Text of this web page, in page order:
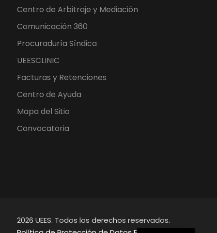
Centro de Arbitraje y Mediación
Comunicación 360
Procuraduría Síndica
UEESCLINIC
Facturas y Retenciones
Centro de Ayuda
Mapa del Sitio
Convocatoria
2026 UEES. Todos los derechos reservados.
English